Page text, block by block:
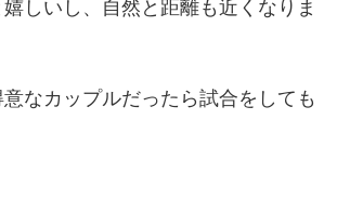
なカップルだったら試合をしても